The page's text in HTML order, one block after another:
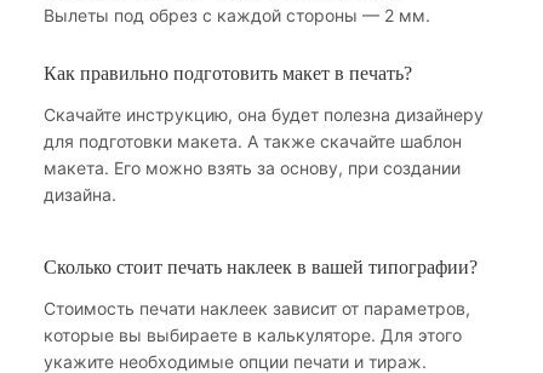
Вылеты под обрез с каждой стороны — 2 мм.
Как правильно подготовить макет в печать?
Скачайте инструкцию, она будет полезна дизайнеру
для подготовки макета. А также скачайте шаблон
макета. Его можно взять за основу, при создании
дизайна.
Сколько стоит печать наклеек в вашей типографии?
Стоимость печати наклеек зависит от параметров,
которые вы выбираете в калькуляторе. Для этого
укажите необходимые опции печати и тираж.